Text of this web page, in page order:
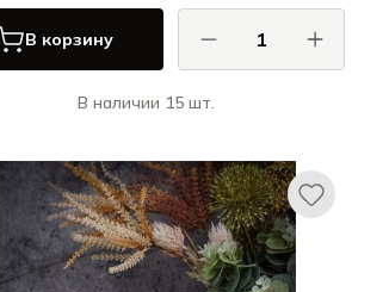
В корзину
В наличии 15 шт.